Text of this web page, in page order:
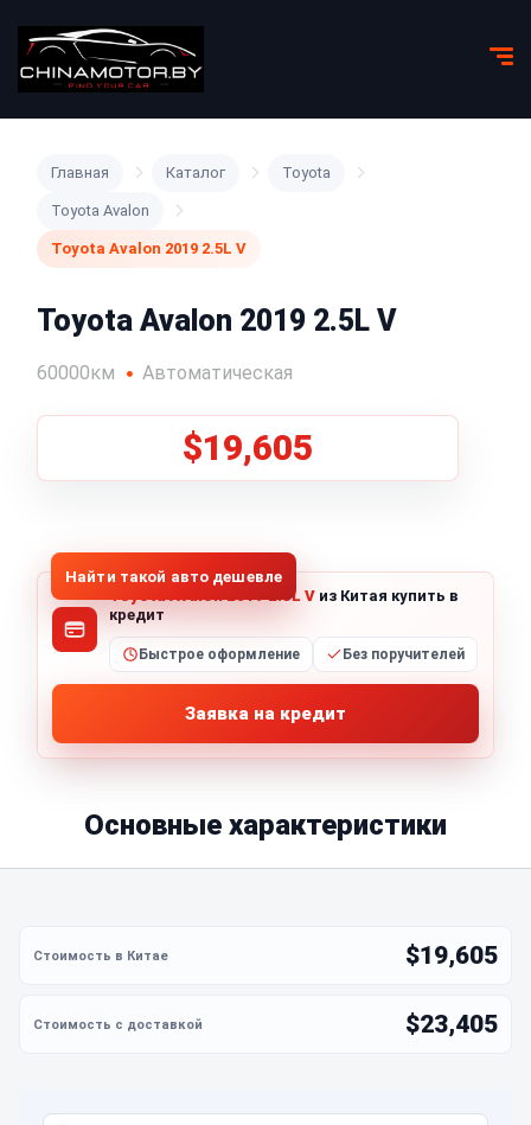
Главная Каталог Toyota
Toyota Avalon
Toyota Avalon 2019 2.5L V
Toyota Avalon 2019 2.5L V
60000км Автоматическая
$19,605
Найти такой авто дешевле
Toyota Avalon 2019 2.5L V из Китая купить в
кредит
Быстрое оформление Без поручителей
Заявка на кредит
Основные характеристики
$19,605
$23,405